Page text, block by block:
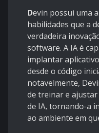
Devin possui uma
habilidades que a
verdadeira
software. A IA é
implantar
desde o código
notavelmente,
de treinar e
de IA, tornando-a
ao ambiente em